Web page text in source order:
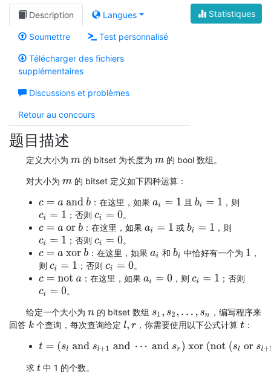
Statistiques
Description Langues
Soumettre Test personnalisé
Télécharger des fichiers
supplémentaires
Discussions et problèmes
Retour au concours
题目描述
定义大小为 m 的 bitset 为长度为 m 的 bool 数组。
对大小为 m 的 bitset 定义如下四种运算：
c =aandb ：在这里，如果 ai= 1 且 bi=1
，则
ci=1 ；否则ci=0
。
c =aorb ：在这里，如果ai= 1 或bi =1
，则
ci=1 ；否则ci=0
。
c =axorb ：在这里，如果ai 和 bi 中恰好有一个为 1 ，
则 ci=1 ；否则ci=0
。
c =nota ：在这里，如果 ai= 0 ，则 ci=1
；否则
ci=0 。
给定一个大小为 n的 bitset 数组 s1 s 2,… ,sn
，编写程序来
回答 k 个查询，每次查询给定l,r ，你需要使用以下公式计算t：
t=(s and sl+ and ⋯and s r xor not (slorsl+1or⋯orsr ) )
求 t 中 1 的个数。